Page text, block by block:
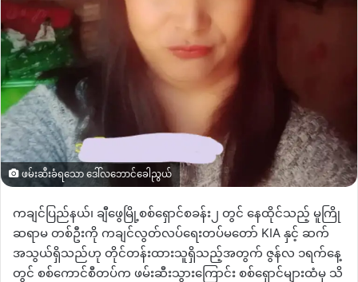
ဖမ်းဆီးခံရသော ဒေါ်လဘောင်ခေါညွယ်
ကချင်ပြည်နယ်၊ ချီဖွေမြို့စစ်ရှောင်စခန်း၂ တွင် နေထိုင်သည့် မူကြို
ဆရာမ တစ်ဦးကို ကချင်လွတ်လပ်ရေးတပ်မတော် KIA နှင့် ဆက်
အသွယ်ရှိသည်ဟု တိုင်တန်းထားသူရှိသည့်အတွက် ဇွန်လ ၁ရက်နေ့
တွင် စစ်ကောင်စီတပ်က ဖမ်းဆီးသွားကြောင်း စစ်ရှောင်များထံမှ သိ